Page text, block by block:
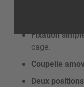
Fixation
cage.
Coupelle
Deux